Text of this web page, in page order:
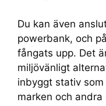
Du kan även
powerbank, och
fångats upp. Det
miljövänligt
inbyggt stativ
marken och